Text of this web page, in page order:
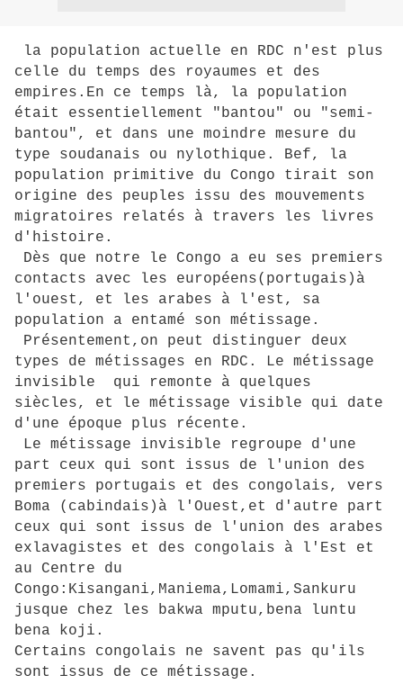
la population actuelle en RDC n'est plus
celle du temps des royaumes et des
empires.En ce temps là, la population
était essentiellement "bantou" ou "semi-
bantou", et dans une moindre mesure du
type soudanais ou nylothique. Bef, la
population primitive du Congo tirait son
origine des peuples issu des mouvements
migratoires relatés à travers les livres
d'histoire.
Dès que notre le Congo a eu ses premiers
contacts avec les européens(portugais)à
l'ouest, et les arabes à l'est, sa
population a entamé son métissage.
Présentement,on peut distinguer deux
types de métissages en RDC. Le métissage
invisible qui remonte à quelques
siècles, et le métissage visible qui date
d'une époque plus récente.
Le métissage invisible regroupe d'une
part ceux qui sont issus de l'union des
premiers portugais et des congolais, vers
Boma (cabindais)à l'Ouest,et d'autre part
ceux qui sont issus de l'union des arabes
exlavagistes et des congolais à l'Est et
au Centre du
Congo:Kisangani,Maniema,Lomami,Sankuru
jusque chez les bakwa mputu,bena luntu
bena koji.
Certains congolais ne savent pas qu'ils
sont issus de ce métissage.